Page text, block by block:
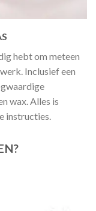
hebt om meteen
Inclusief een
wax. Alles is
instructies.